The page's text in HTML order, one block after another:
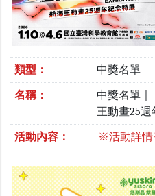
類型： 中獎名單
名稱：
中獎名單｜
王動畫25
活動內容： ※活動詳